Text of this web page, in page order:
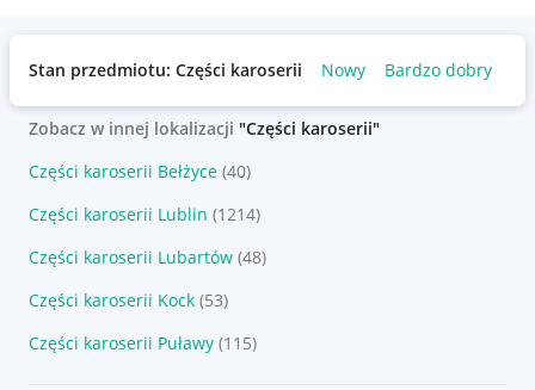
Stan przedmiotu: Części karoserii Nowy Bardzo dobry
Zobacz w innej lokalizacji "Części karoserii"
Części karoserii Bełżyce (40)
Części karoserii Lublin (1214)
Części karoserii Lubartów (48)
Części karoserii Kock (53)
Części karoserii Puławy (115)